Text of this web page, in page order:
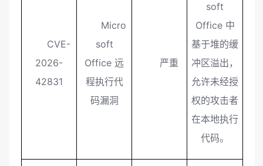
CVE-
2026-
42831
Micro
soft
Office 远
程执行代
码漏洞
严重
soft
Office 中
基于堆的缓
冲区溢出，
允许未经授
权的攻击者
在本地执行
代码。